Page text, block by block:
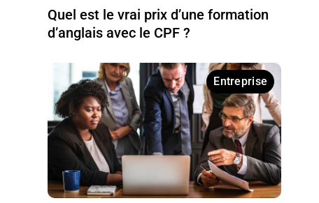
Quel est le vrai prix d’une formation
d’anglais avec le CPF ?
Entreprise